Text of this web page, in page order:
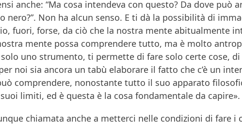
anche: “Ma cosa intendeva con questo? Da dove può
nero?”. Non ha alcun senso. E ti dà la possibilità di
fuori, forse, da ciò che la nostra mente abitualmente
mente possa comprendere tutto, ma è molto
uno strumento, ti permette di fare solo certe cose, di
noi sia ancora un tabù elaborare il fatto che c’è un
comprendere, nonostante tutto il suo apparato
limiti, ed è questa è la cosa fondamentale da capire».
chiamata anche a metterci nelle condizioni di fare i